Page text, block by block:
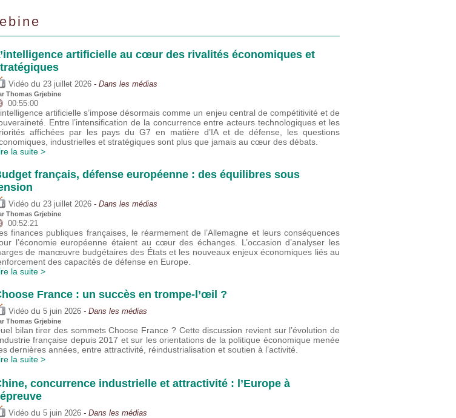
artificielle au cœur des rivalités économiques et
Vidéo du 23 juillet 2026 - Dans les médias
Thomas Grjebine
00:55:00
artificielle s’impose désormais comme un enjeu central de compétitivité et de
Entre l’intensification de la concurrence entre acteurs technologiques et les
affichées par les pays du G7 en matière d’IA et de défense, les questions
industrielles et stratégiques sont plus que jamais au cœur des débats.
la suite >
français, défense européenne : des équilibres sous
Vidéo du 23 juillet 2026 - Dans les médias
Thomas Grjebine
00:52:21
finances publiques françaises, le réarmement de l’Allemagne et leurs conséquences
l’économie européenne étaient au cœur des échanges. L’occasion d’analyser les
de manœuvre budgétaires des États et les nouveaux enjeux économiques liés au
des capacités de défense en Europe.
la suite >
France : un succès en trompe-l’œil ?
Vidéo du 5 juin 2026 - Dans les médias
Thomas Grjebine
bilan tirer des sommets Choose France ? Cette discussion revient sur l’évolution de
française depuis 2017 et sur les orientations de la politique économique menée
dernières années, entre attractivité, réindustrialisation et soutien à l’activité.
la suite >
concurrence industrielle et attractivité : l’Europe à
Vidéo du 5 juin 2026 - Dans les médias